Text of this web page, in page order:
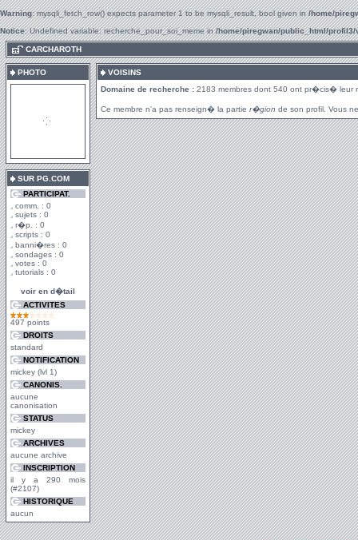
Warning: mysqli_fetch_row() expects parameter 1 to be mysqli_result, bool given in/home/
Notice: Undefined variable: recherche_pour_soi_meme in/home/piregwan/public_html/
CARCHAROTH
PHOTO
SUR PG.COM
PARTICIPAT.
comm. : 0
sujets : 0
r�p. : 0
scripts : 0
banni�res : 0
sondages : 0
votes : 0
tutorials : 0
voir en d�tail
ACTIVITES
497 points
DROITS
standard
NOTIFICATION
mickey (lvl 1)
CANONIS.
aucune
canonisation
STATUS
mickey
ARCHIVES
aucune archive
INSCRIPTION
il y a 290 mois
(#2107)
HISTORIQUE
aucun
VOISINS
Domaine de recherche : 2183 membres dont 540 ont pr�cis� leur
Ce membre n'a pas renseign� la partie r�gion de son profil. Vous